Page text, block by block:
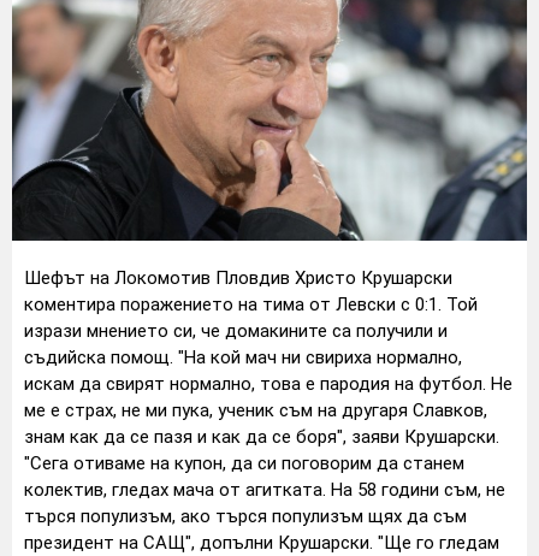
Шефът на Локомотив Пловдив Христо Крушарски
коментира поражението на тима от Левски с 0:1. Той
изрази мнението си, че домакините са получили и
съдийска помощ. "На кой мач ни свириха нормално,
искам да свирят нормално, това е пародия на футбол. Не
ме е страх, не ми пука, ученик съм на другаря Славков,
знам как да се пазя и как да се боря", заяви Крушарски.
"Сега отиваме на купон, да си поговорим да станем
колектив, гледах мача от агитката. На 58 години съм, не
търся популизъм, ако търся популизъм щях да съм
президент на САЩ", допълни Крушарски. "Ще го гледам